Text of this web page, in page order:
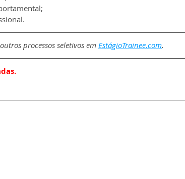
processos seletivos em EstágioTrainee.com.